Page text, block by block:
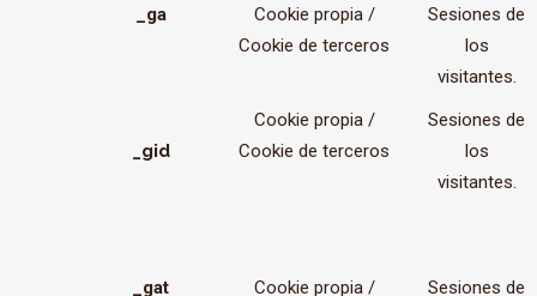
_ga
Cookie propia /
Cookie de terceros
Sesiones de
los
visitantes.
_gid
Cookie propia /
Cookie de terceros
Sesiones de
los
visitantes.
_gat Cookie propia / Sesiones de